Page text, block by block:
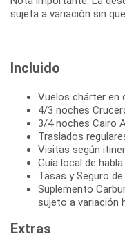
sujeta a variación sin
Incluido
Vuelos chárter en
4/3 noches
3/4 noches Cairo
Traslados
Visitas según
Guía local de
Tasas y Seguro de
Suplemento
sujeto a variación
Extras